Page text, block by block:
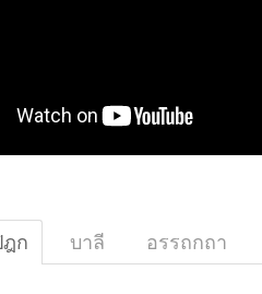
ก บาลี อรรถกถา